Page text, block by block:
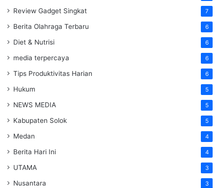
Review Gadget Singkat 7
Berita Olahraga Terbaru 6
Diet & Nutrisi 6
media terpercaya 6
Tips Produktivitas Harian 6
Hukum 5
NEWS MEDIA 5
Kabupaten Solok 5
Medan 4
Berita Hari Ini 4
UTAMA 3
Nusantara 3